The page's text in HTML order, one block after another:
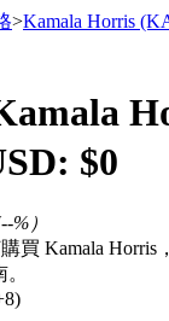
>Kamala Horris
$0
--%）
買 Kamala Horris